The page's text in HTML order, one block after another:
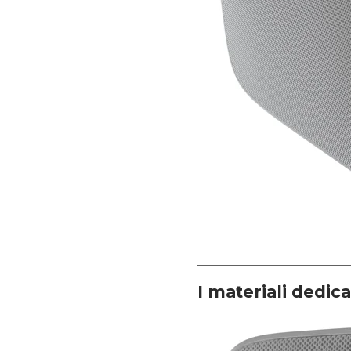
I materiali